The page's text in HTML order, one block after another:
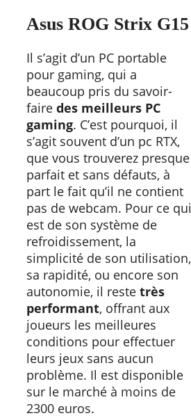
Asus ROG Strix G15
Il s’agit d’un PC portable
pour gaming, qui a
beaucoup pris du savoir-
faire des meilleurs PC
gaming. C’est pourquoi, il
s’agit souvent d’un pc RTX,
que vous trouverez presque
parfait et sans défauts, à
part le fait qu’il ne contient
pas de webcam. Pour ce qui
est de son système de
refroidissement, la
simplicité de son utilisation,
sa rapidité, ou encore son
autonomie, il reste très
performant, offrant aux
joueurs les meilleures
conditions pour effectuer
leurs jeux sans aucun
problème. Il est disponible
sur le marché à moins de
2300 euros.